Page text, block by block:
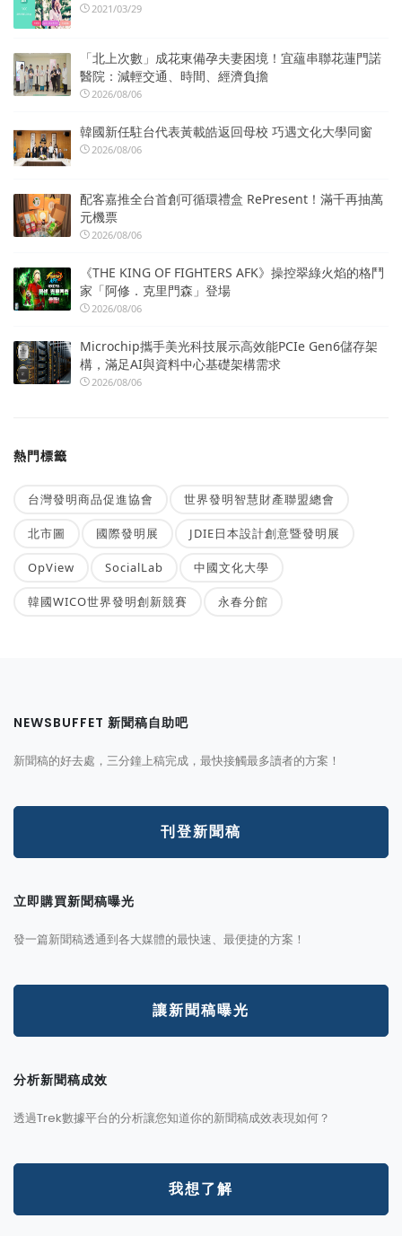
2021/03/29
「北上次數」成花東備孕夫妻困境！宜蘊串聯花蓮門諾
醫院：減輕交通、時間、經濟負擔
2026/08/06
韓國新任駐台代表黃載皓返回母校 巧遇文化大學同窗
2026/08/06
配客嘉推全台首創可循環禮盒 RePresent！滿千再抽萬
元機票
2026/08/06
《THE KING OF FIGHTERS AFK》操控翠綠火焰的格鬥
家「阿修．克里門森」登場
2026/08/06
Microchip攜手美光科技展示高效能PCIe Gen6儲存架
構，滿足AI與資料中心基礎架構需求
2026/08/06
熱門標籤
台灣發明商品促進協會 世界發明智慧財產聯盟總會
北市圖 國際發明展 JDIE日本設計創意暨發明展
OpView SocialLab 中國文化大學
韓國WICO世界發明創新競賽 永春分館
NEWSBUFFET 新聞稿自助吧
新聞稿的好去處，三分鐘上稿完成，最快接觸最多讀者的方案！
刊登新聞稿
立即購買新聞稿曝光
發一篇新聞稿透通到各大媒體的最快速、最便捷的方案！
讓新聞稿曝光
分析新聞稿成效
透過Trek數據平台的分析讓您知道你的新聞稿成效表現如何？
我想了解